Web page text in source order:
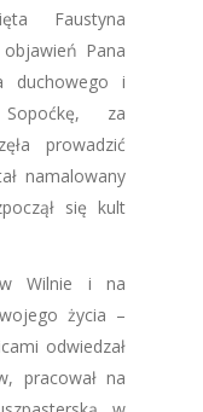
Faustyna
Pana
duchowego i
za
prowadzić
namalowany
się kult
Wilnie i na
życia –
odwiedzał
pracował na